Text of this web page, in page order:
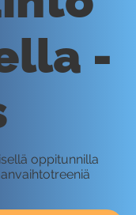
-
oppitunnilla